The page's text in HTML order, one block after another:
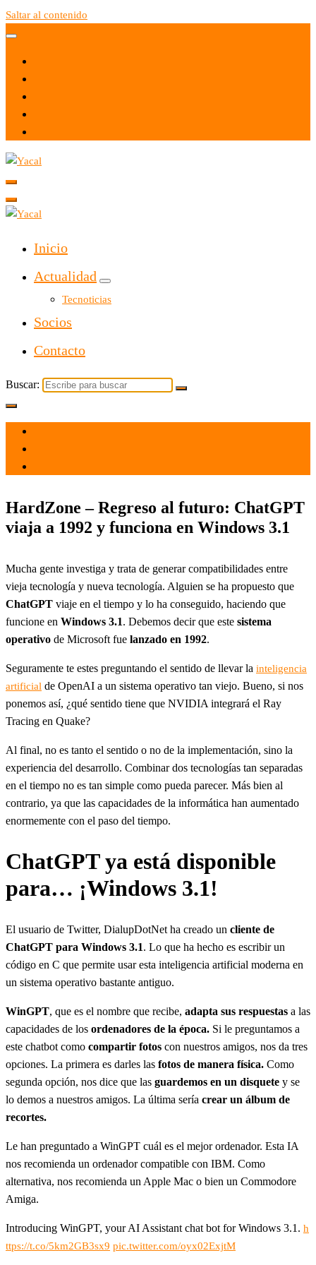
Saltar al contenido
Yacal micro hosting
Inicio
Actualidad
Tecnoticias
Socios
Contacto
Buscar:
HardZone – Regreso al futuro: ChatGPT
viaja a 1992 y funciona en Windows 3.1
Mucha gente investiga y trata de generar compatibilidades entre
vieja tecnología y nueva tecnología. Alguien se ha propuesto que
ChatGPT viaje en el tiempo y lo ha conseguido, haciendo que
funcione en Windows 3.1. Debemos decir que este sistema
operativo de Microsoft fue lanzado en 1992.
Seguramente te estes preguntando el sentido de llevar la inteligencia
artificial de OpenAI a un sistema operativo tan viejo. Bueno, si nos
ponemos así, ¿qué sentido tiene que NVIDIA integrará el Ray
Tracing en Quake?
Al final, no es tanto el sentido o no de la implementación, sino la
experiencia del desarrollo. Combinar dos tecnologías tan separadas
en el tiempo no es tan simple como pueda parecer. Más bien al
contrario, ya que las capacidades de la informática han aumentado
enormemente con el paso del tiempo.
ChatGPT ya está disponible
para… ¡Windows 3.1!
El usuario de Twitter, DialupDotNet ha creado un cliente de
ChatGPT para Windows 3.1. Lo que ha hecho es escribir un
código en C que permite usar esta inteligencia artificial moderna en
un sistema operativo bastante antiguo.
WinGPT, que es el nombre que recibe, adapta sus respuestas a las
capacidades de los ordenadores de la época. Si le preguntamos a
este chatbot como compartir fotos con nuestros amigos, nos da tres
opciones. La primera es darles las fotos de manera física. Como
segunda opción, nos dice que las guardemos en un disquete y se
lo demos a nuestros amigos. La última sería crear un álbum de
recortes.
Le han preguntado a WinGPT cuál es el mejor ordenador. Esta IA
nos recomienda un ordenador compatible con IBM. Como
alternativa, nos recomienda un Apple Mac o bien un Commodore
Amiga.
Introducing WinGPT, your AI Assistant chat bot for Windows 3.1. h
ttps://t.co/5km2GB3sx9 pic.twitter.com/oyx02ExjtM